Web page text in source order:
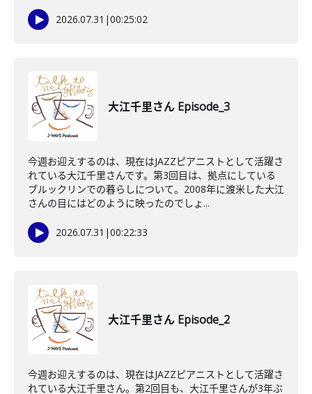
2026.07.31 |00:25:02
大江千里さん Episode_3
今週お迎えするのは、現在はJAZZピアニストとして活躍さ
れている大江千里さんです。第3回目は、拠点にしている
ブルックリンでの暮らしについて。2008年に渡米した大江
さんの目にはどのように映ったのでしょ...
2026.07.31 |00:22:33
大江千里さん Episode_2
今週お迎えするのは、現在はJAZZピアニストとして活躍さ
れている大江千里さん。第2回目も、大江千里さんが3年ぶ